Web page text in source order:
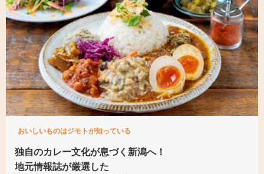
おいしいものはジモトが知っている
独自のカレー文化が息づく新潟へ！
地元情報誌が厳選した